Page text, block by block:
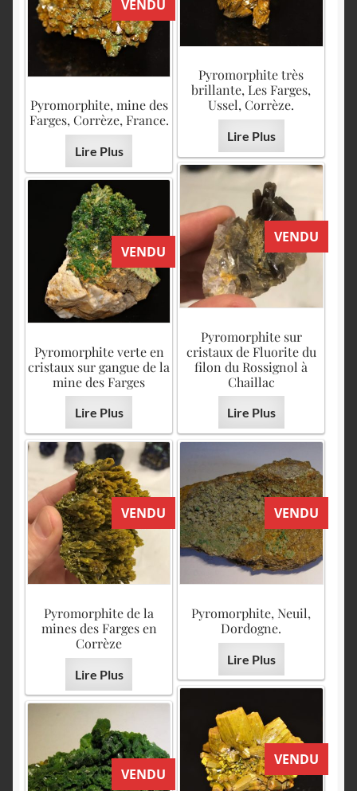
Pyromorphite très
brillante, Les Farges,
Ussel, Corrèze.
Lire Plus
VENDU
Pyromorphite, mine des
Farges, Corrèze, France.
Lire Plus
VENDU
Pyromorphite sur
cristaux de Fluorite du
filon du Rossignol à
Chaillac
Lire Plus
VENDU
Pyromorphite verte en
cristaux sur gangue de la
mine des Farges
Lire Plus
VENDU
Pyromorphite de la
mines des Farges en
Corrèze
Lire Plus
VENDU
Pyromorphite, Neuil,
Dordogne.
Lire Plus
VENDU
VENDU